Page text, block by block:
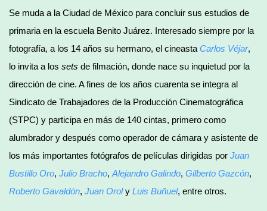
Se muda a la Ciudad de México para concluir sus estudios de
primaria en la escuela Benito Juárez. Interesado siempre por la
fotografía, a los 14 años su hermano, el cineasta Carlos Véjar,
lo invita a los sets de filmación, donde nace su inquietud por la
dirección de cine. A fines de los años cuarenta se integra al
Sindicato de Trabajadores de la Producción Cinematográfica
(STPC) y participa en más de 140 cintas, primero como
alumbrador y después como operador de cámara y asistente de
los más importantes fotógrafos de películas dirigidas por Juan
Bustillo Oro, Julio Bracho, Alejandro Galindo, Gilberto Gazcón,
Roberto Gavaldón, Juan Oroly Luis Buñuel, entre otros.